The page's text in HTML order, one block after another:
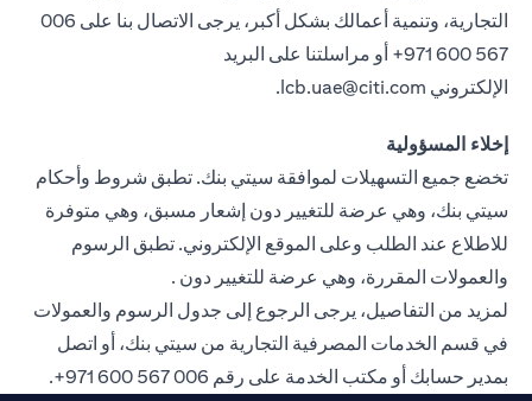
التجارية، وتنمية أعمالك بشكل أكبر، يرجى الاتصال بنا على 006
567 600 971+ أو مراسلتنا على البريد
الإلكتروني lcb.uae@citi.com
.
إخلاء المسؤولية
تخضع جميع التسهيلات لموافقة سيتي بنك. تطبق شروط وأحكام
سيتي بنك، وهي عرضة للتغيير دون إشعار مسبق، وهي متوفرة
للاطلاع عند الطلب وعلى الموقع الإلكتروني. تطبق الرسوم
والعمولات المقررة، وهي عرضة للتغيير دون .
لمزيد من التفاصيل، يرجى الرجوع إلى جدول الرسوم والعمولات
في قسم الخدمات المصرفية التجارية من سيتي بنك، أو اتصل
بمدير حسابك أو مكتب الخدمة على رقم 006 567 600 971+
.